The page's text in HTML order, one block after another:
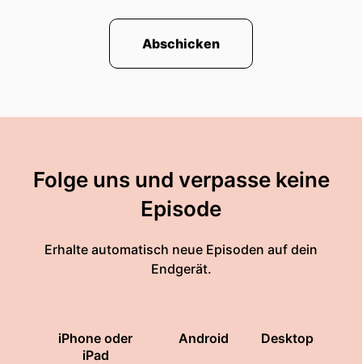
Abschicken
Folge uns und verpasse keine
Episode
Erhalte automatisch neue Episoden auf dein
Endgerät.
iPhone oder
iPad
Android Desktop